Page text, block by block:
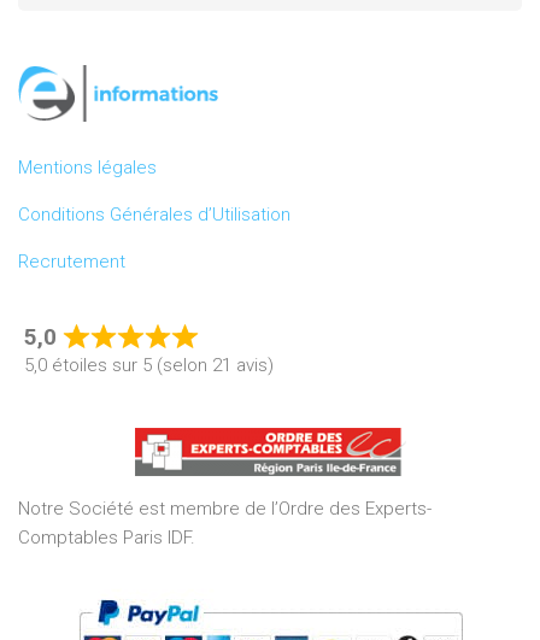
Mentions légales
Conditions Générales d’Utilisation
Recrutement
5,0
Rated
of
5
5,0 étoiles sur 5 (selon 21 avis)
Notre Société est membre de l’Ordre des Experts-
Comptables Paris IDF.